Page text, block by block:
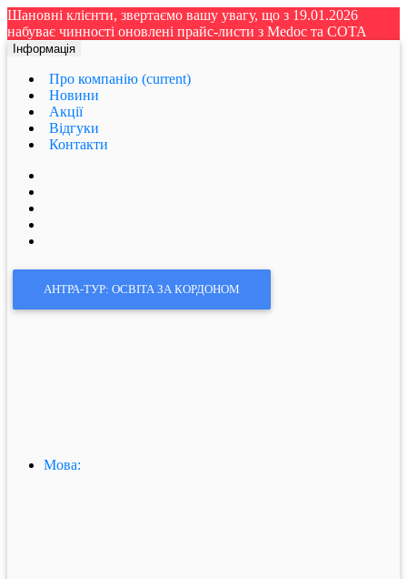
Шановні клієнти, звертаємо вашу увагу, що з 19.01.2026
набуває чинності оновлені прайс-листи з Medoc та СОТА
Інформація
Про компанію (current)
Новини
Акції
Відгуки
Контакти
АНТРА-ТУР: ОСВІТА ЗА КОРДОНОМ
Мова: